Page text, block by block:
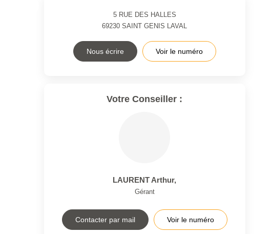
5 RUE DES HALLES
69230SAINT GENIS LAVAL
Nous écrire Voir le numéro
Votre Conseiller :
LAURENT Arthur,
Gérant
Contacter par mail Voir le numéro